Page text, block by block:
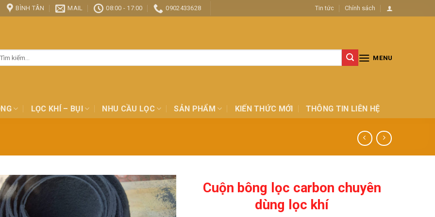
BÌNH TÂN MAIL 08:00 - 17:00 0902433628 Tin tức Chính sách
MENU
LỌC KHÍ – BỤI NHU CẦU LỌC SẢN PHẨM KIẾN THỨC MỚI THÔNG TIN LIÊN HỆ
Cuộn bông lọc carbon chuyên
dùng lọc khí